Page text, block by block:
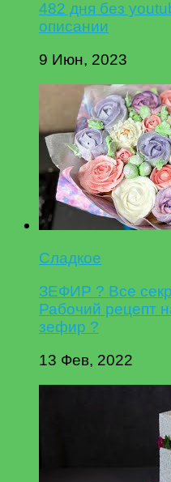
482 дня без
описании
9 Июн, 2023
Сладкое
ЗЕФИР ? Все
Рабочий рецепт
зефир ?
13 Фев, 2022